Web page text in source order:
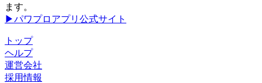
ます。
▶パワプロアプリ公式サイト
トップ
ヘルプ
運営会社
採用情報